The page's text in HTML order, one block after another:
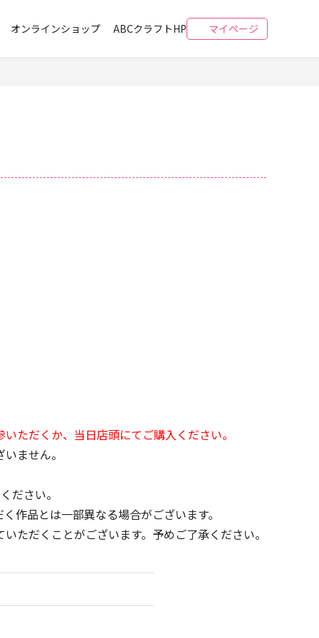
オンラインショップ ABCクラフトHP マイページ
ただくか、当日店頭にてご購入ください。
ません。
ださい。
作品とは一部異なる場合がございます。
ただくことがございます。予めご了承ください。